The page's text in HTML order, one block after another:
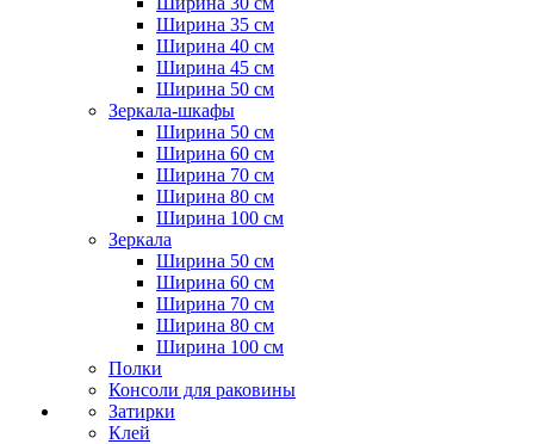
Ширина 35 см
Ширина 40 см
Ширина 45 см
Ширина 50 см
Зеркала-шкафы
Ширина 50 см
Ширина 60 см
Ширина 70 см
Ширина 80 см
Ширина 100 см
Зеркала
Ширина 50 см
Ширина 60 см
Ширина 70 см
Ширина 80 см
Ширина 100 см
Полки
Консоли для раковины
Затирки
Клей